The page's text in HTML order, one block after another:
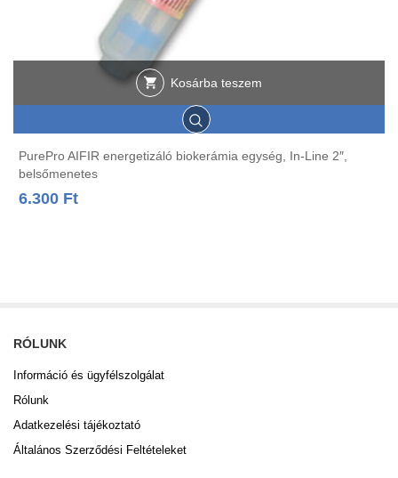
Kosárba teszem
PurePro AIFIR energetizáló biokerámia egység, In-Line 2″,
belsőmenetes
6.300 Ft
RÓLUNK
Információ és ügyfélszolgálat
Rólunk
Adatkezelési tájékoztató
Általános Szerződési Feltételeket